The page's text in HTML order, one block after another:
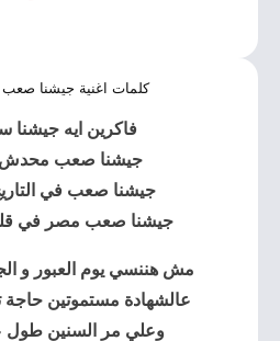
كلمات اغنية جيشنا
فاكرين ايه جيشنا
جيشنا صعب محدش
جيشنا صعب في
جيشنا صعب مصر في
مش هننسي يوم العبور و
عالشهادة مستموتين
وعلي مر السنين طول